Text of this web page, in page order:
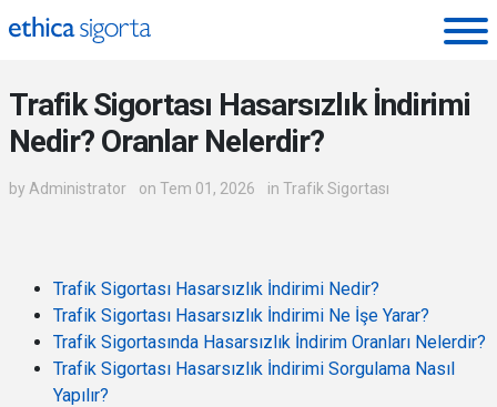
Trafik Sigortası Hasarsızlık İndirimi
Nedir? Oranlar Nelerdir?
by Administrator on Tem 01, 2026 in Trafik Sigortası
Trafik Sigortası Hasarsızlık İndirimi Nedir?
Trafik Sigortası Hasarsızlık İndirimi Ne İşe Yarar?
Trafik Sigortasında Hasarsızlık İndirim Oranları Nelerdir?
Trafik Sigortası Hasarsızlık İndirimi Sorgulama Nasıl
Yapılır?